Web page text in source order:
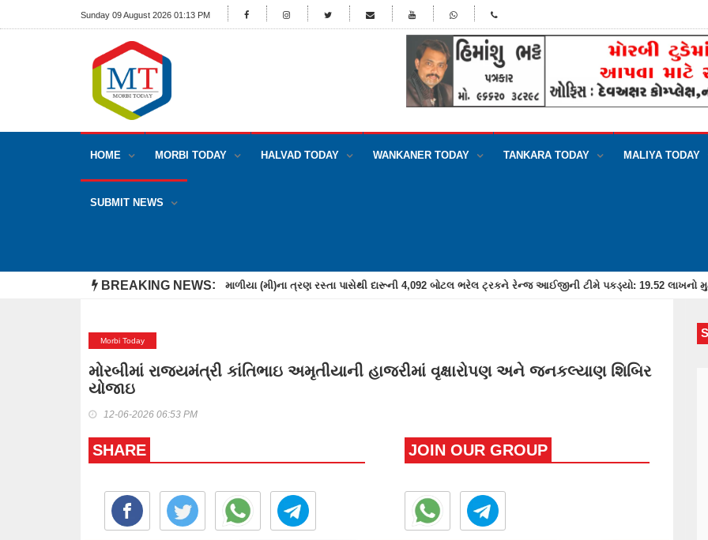
Sunday 09 August 2026 01:13 PM
HOME MORBI TODAY HALVAD TODAY WANKANER TODAY TANKARA TODAY MALIYA TODAY
SUBMIT NEWS
BREAKING NEWS માળિયા (મી)ના ખીરઈ ગામના પાટીયા પાસેથી 45 ઘેટાને કતલખાને લઈ જતી બોલેરો ગાડી સાથે અમદાવાદના બે શખ્સ
Morbi Today
મોરબીમાં રાજયમંત્રી કાંતિભાઇ અમૃતીયાની હાજરીમાં વૃક્ષારોપણ અને જનકલ્યાણ શિબિર
યોજાઇ
12-06-2026 06:53 PM
SHARE JOIN OUR GROUP